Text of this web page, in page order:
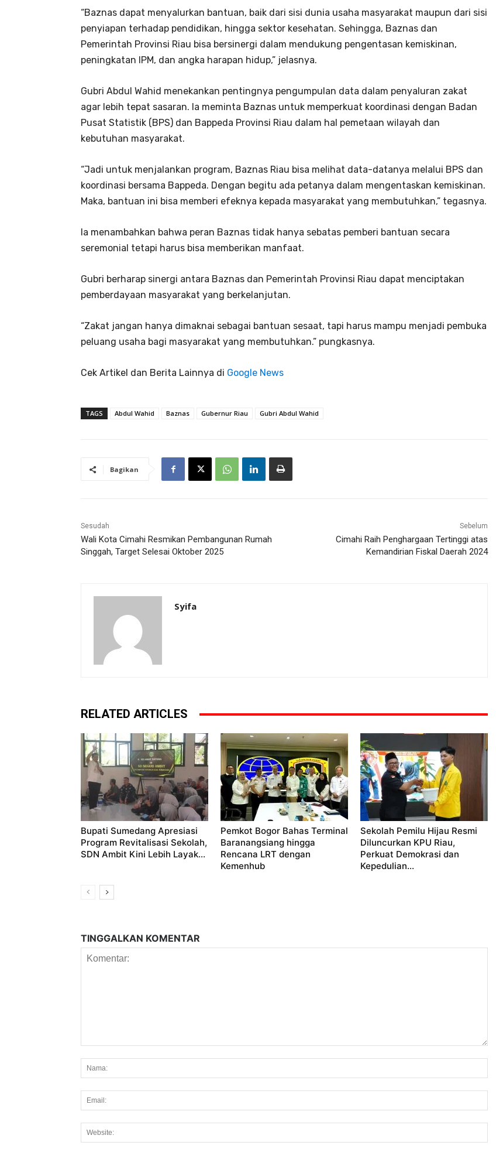
“Baznas dapat menyalurkan bantuan, baik dari sisi dunia usaha masyarakat maupun dari sisi
penyiapan terhadap pendidikan, hingga sektor kesehatan. Sehingga, Baznas dan
Pemerintah Provinsi Riau bisa bersinergi dalam mendukung pengentasan kemiskinan,
peningkatan IPM, dan angka harapan hidup,” jelasnya.
Gubri Abdul Wahid menekankan pentingnya pengumpulan data dalam penyaluran zakat
agar lebih tepat sasaran. Ia meminta Baznas untuk memperkuat koordinasi dengan Badan
Pusat Statistik (BPS) dan Bappeda Provinsi Riau dalam hal pemetaan wilayah dan
kebutuhan masyarakat.
“Jadi untuk menjalankan program, Baznas Riau bisa melihat data-datanya melalui BPS dan
koordinasi bersama Bappeda. Dengan begitu ada petanya dalam mengentaskan kemiskinan.
Maka, bantuan ini bisa memberi efeknya kepada masyarakat yang membutuhkan,” tegasnya.
Ia menambahkan bahwa peran Baznas tidak hanya sebatas pemberi bantuan secara
seremonial tetapi harus bisa memberikan manfaat.
Gubri berharap sinergi antara Baznas dan Pemerintah Provinsi Riau dapat menciptakan
pemberdayaan masyarakat yang berkelanjutan.
“Zakat jangan hanya dimaknai sebagai bantuan sesaat, tapi harus mampu menjadi pembuka
peluang usaha bagi masyarakat yang membutuhkan.” pungkasnya.
Cek Artikel dan Berita Lainnya di Google News
TAGS Abdul Wahid Baznas Gubernur Riau Gubri Abdul Wahid
Bagikan
Sesudah
Wali Kota Cimahi Resmikan Pembangunan Rumah
Singgah, Target Selesai Oktober 2025
Sebelum
Cimahi Raih Penghargaan Tertinggi atas
Kemandirian Fiskal Daerah 2024
Syifa
RELATED ARTICLES
Bupati Sumedang Apresiasi
Program Revitalisasi Sekolah,
SDN Ambit Kini Lebih Layak...
Pemkot Bogor Bahas Terminal
Baranangsiang hingga
Rencana LRT dengan
Kemenhub
Sekolah Pemilu Hijau Resmi
Diluncurkan KPU Riau,
Perkuat Demokrasi dan
Kepedulian...
TINGGALKAN KOMENTAR